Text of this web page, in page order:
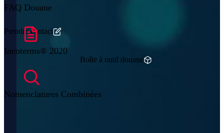
Prendre contact
Boîte à outil douane
FAQ Douane
Incoterms® 2020
Nomenclatures Combinées